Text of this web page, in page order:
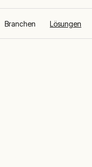
Branchen Lösungen